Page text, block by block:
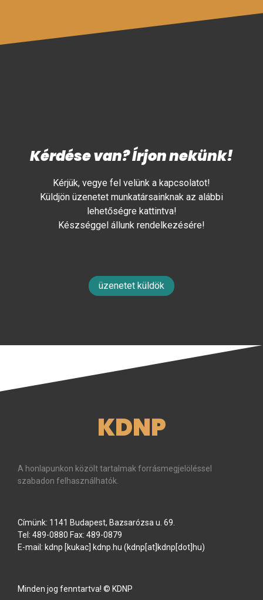
Kérdése van? Írjon nekünk!
Kérjük, vegye fel velünk a kapcsolatot!
Küldjön üzenetet munkatársainknak az alábbi
lehetőségre kattintva!
Készséggel állunk rendelkezésére!
üzenetet küldök
KDNP
A honlapunkon közölt tartalmak forrásmegjelöléssel
szabadon felhasználhatók.
Címünk: 1141 Budapest, Bazsarózsa u. 69.
Tel: 489-0880 Fax: 489-0879
E-mail: kdnp [kukac] kdnp hu (kdnp[at]kdnp[dot]hu)
Minden jog fenntartva! © KDNP